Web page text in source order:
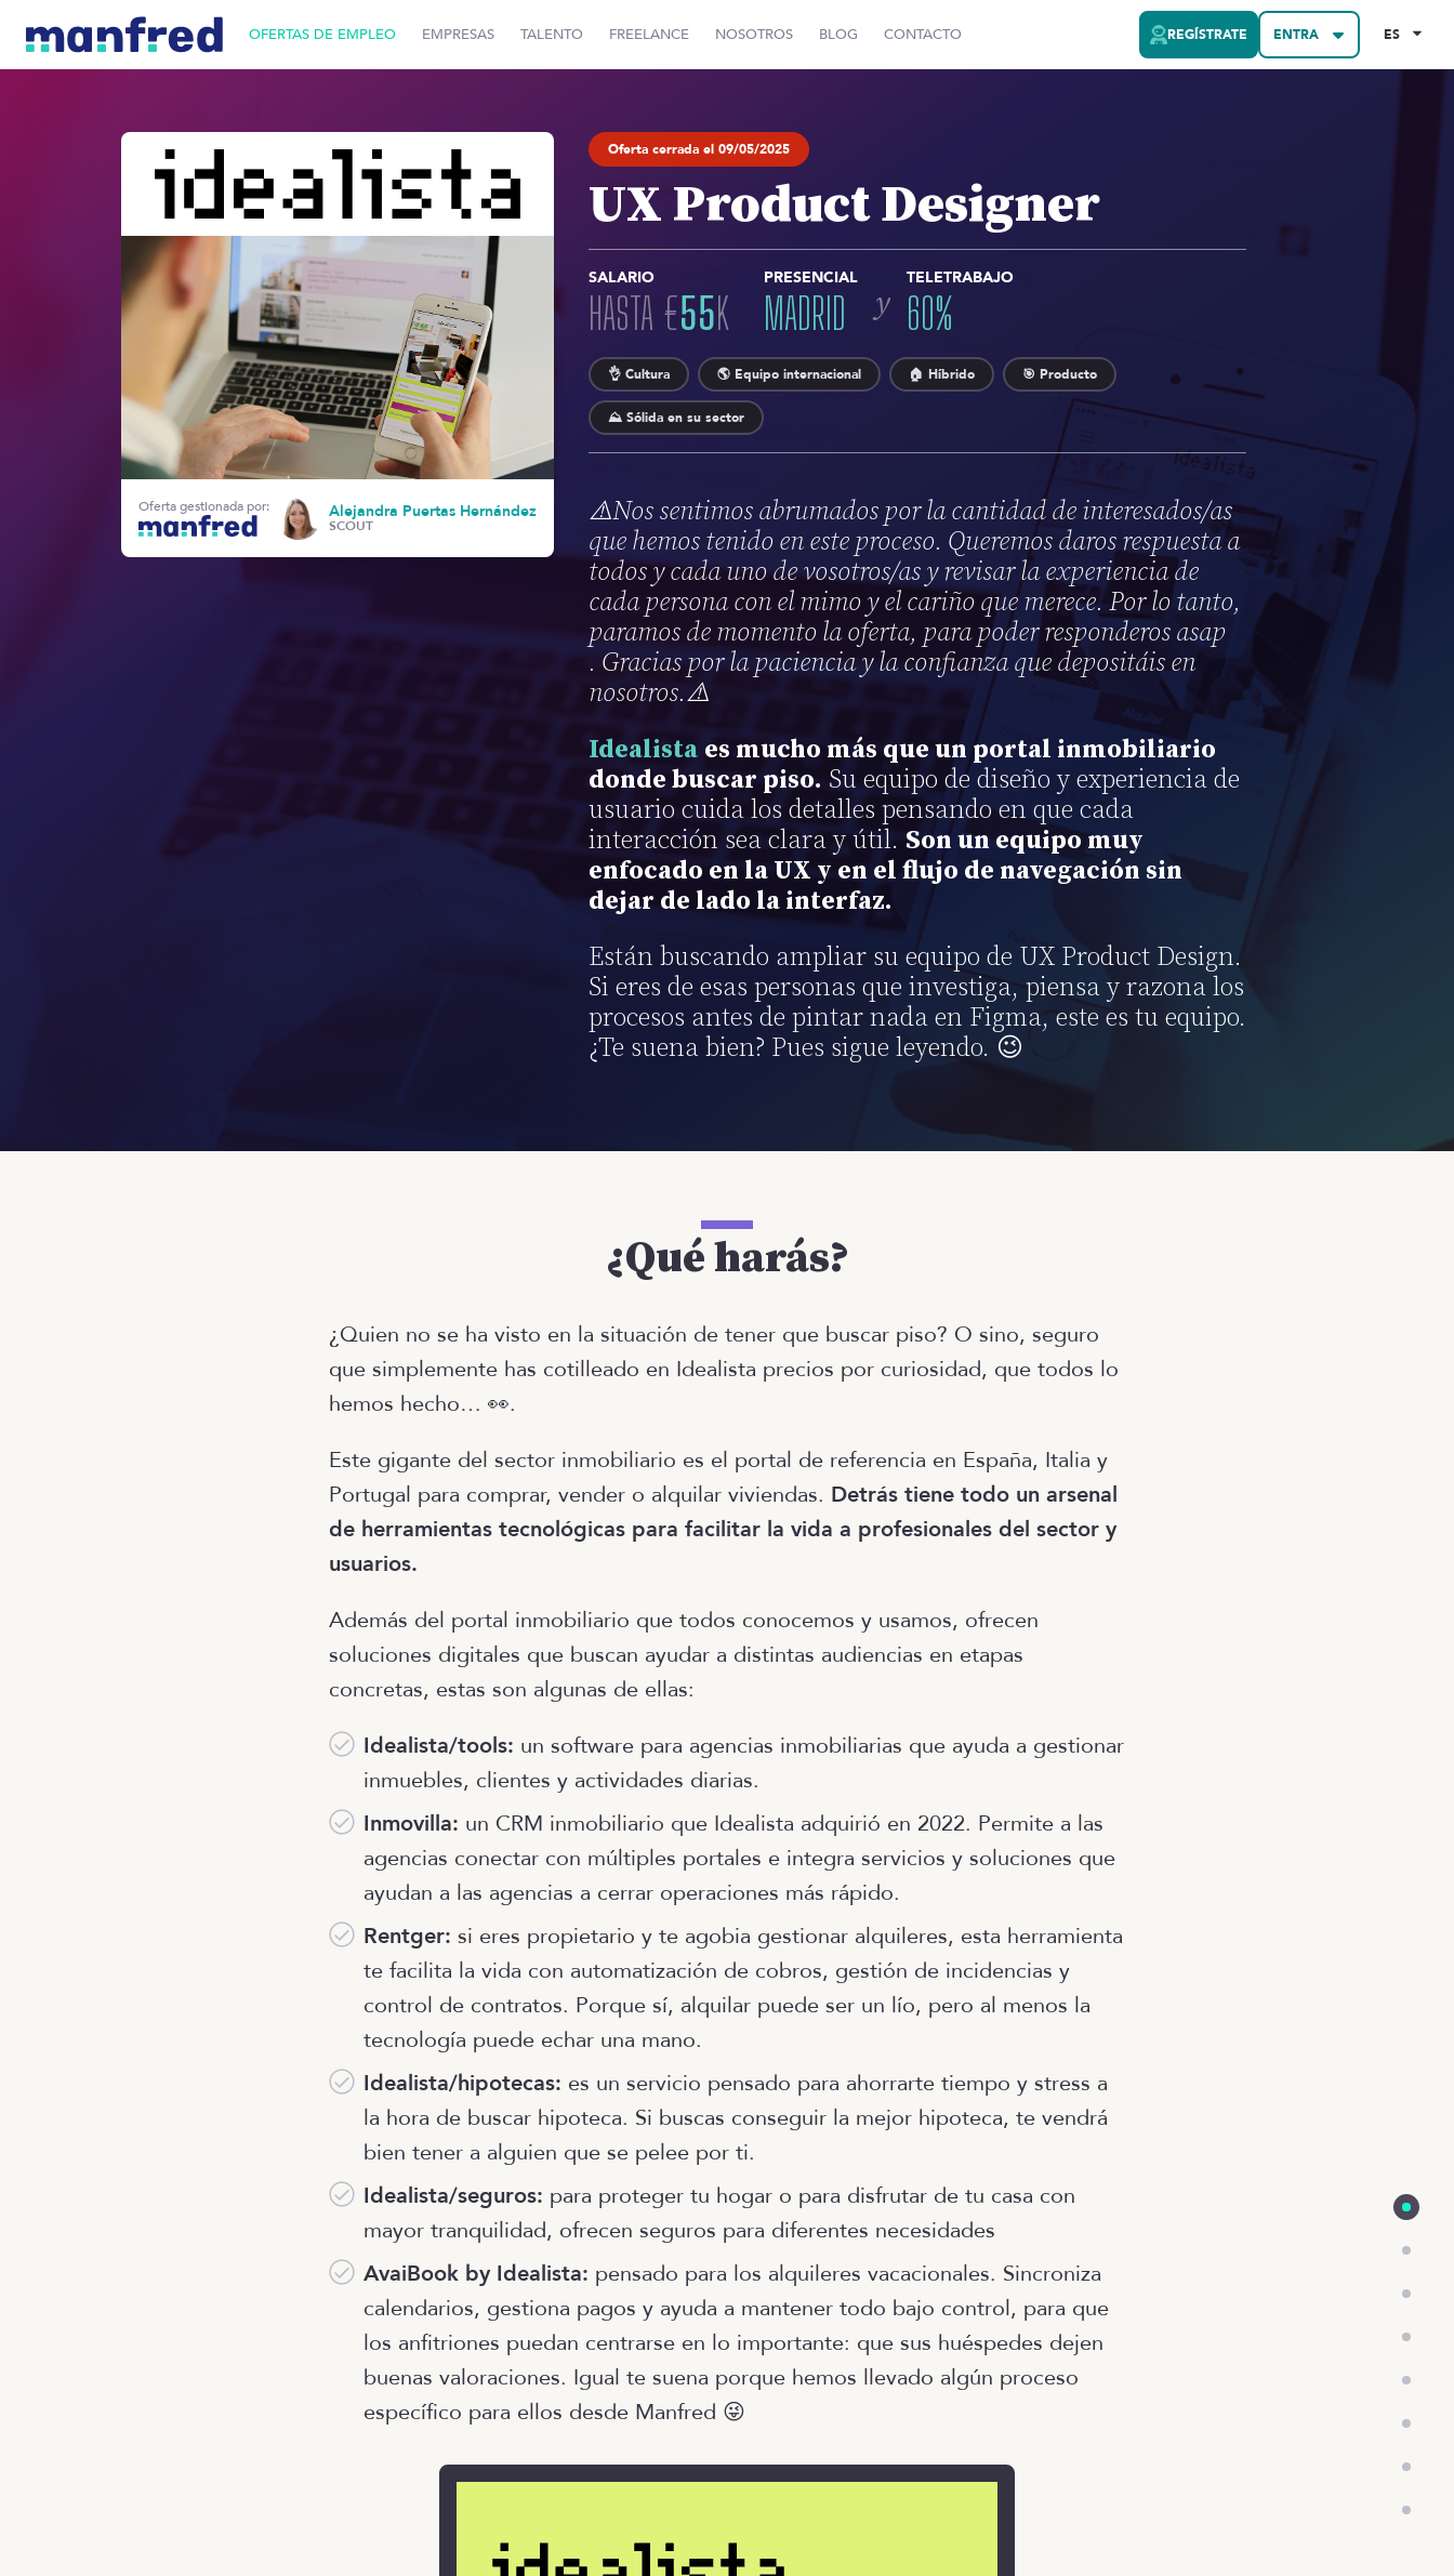
OFERTAS DE EMPLEO EMPRESAS TALENTO FREELANCE NOSOTROS BLOG CONTACTO REGÍSTRATE ENTRA ES
Oferta gestionada por: Alejandra Puertas Hernández
SCOUT
Oferta cerrada el 09/05/2025
UX Product Designer
SALARIO
HASTA €55K
PRESENCIAL
MADRID y
TELETRABAJO
60%
👌 Cultura 🌎 Equipo internacional 🏠 Híbrido 🎯 Producto
⛰️ Sólida en su sector
⚠️Nos sentimos abrumados por la cantidad de interesados/as
que hemos tenido en este proceso. Queremos daros respuesta a
todos y cada uno de vosotros/as y revisar la experiencia de
cada persona con el mimo y el cariño que merece. Por lo tanto,
paramos de momento la oferta, para poder responderos asap
. Gracias por la paciencia y la confianza que depositáis en
nosotros.⚠️
Idealista es mucho más que un portal inmobiliario
donde buscar piso. Su equipo de diseño y experiencia de
usuario cuida los detalles pensando en que cada
interacción sea clara y útil. Son un equipo muy
enfocado en la UX y en el flujo de navegación sin
dejar de lado la interfaz.
Están buscando ampliar su equipo de UX Product Design.
Si eres de esas personas que investiga, piensa y razona los
procesos antes de pintar nada en Figma, este es tu equipo.
¿Te suena bien? Pues sigue leyendo. 😉
¿Qué harás?
¿Quien no se ha visto en la situación de tener que buscar piso? O sino, seguro
que simplemente has cotilleado en Idealista precios por curiosidad, que todos lo
hemos hecho… 👀.
Este gigante del sector inmobiliario es el portal de referencia en España, Italia y
Portugal para comprar, vender o alquilar viviendas. Detrás tiene todo un arsenal
de herramientas tecnológicas para facilitar la vida a profesionales del sector y
usuarios.
Además del portal inmobiliario que todos conocemos y usamos, ofrecen
soluciones digitales que buscan ayudar a distintas audiencias en etapas
concretas, estas son algunas de ellas:
Idealista/tools: un software para agencias inmobiliarias que ayuda a gestionar
inmuebles, clientes y actividades diarias.
Inmovilla: un CRM inmobiliario que Idealista adquirió en 2022. Permite a las
agencias conectar con múltiples portales e integra servicios y soluciones que
ayudan a las agencias a cerrar operaciones más rápido.
Rentger: si eres propietario y te agobia gestionar alquileres, esta herramienta
te facilita la vida con automatización de cobros, gestión de incidencias y
control de contratos. Porque sí, alquilar puede ser un lío, pero al menos la
tecnología puede echar una mano.
Idealista/hipotecas: es un servicio pensado para ahorrarte tiempo y stress a
la hora de buscar hipoteca. Si buscas conseguir la mejor hipoteca, te vendrá
bien tener a alguien que se pelee por ti.
Idealista/seguros: para proteger tu hogar o para disfrutar de tu casa con
mayor tranquilidad, ofrecen seguros para diferentes necesidades
AvaiBook by Idealista: pensado para los alquileres vacacionales. Sincroniza
calendarios, gestiona pagos y ayuda a mantener todo bajo control, para que
los anfitriones puedan centrarse en lo importante: que sus huéspedes dejen
buenas valoraciones. Igual te suena porque hemos llevado algún proceso
específico para ellos desde Manfred 😜